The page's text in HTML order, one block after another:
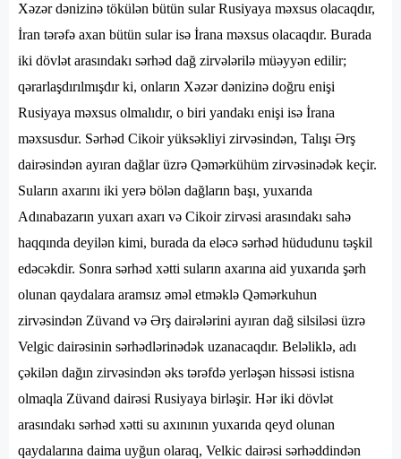
Xəzər dənizinə tökülən bütün sular Rusiyaya məxsus olacaqdır,
İran tərəfə axan bütün sular isə İrana məxsus olacaqdır. Burada
iki dövlət arasındakı sərhəd dağ zirvələrilə müəyyən edilir;
qərarlaşdırılmışdır ki, onların Xəzər dənizinə doğru enişi
Rusiyaya məxsus olmalıdır, o biri yandakı enişi isə İrana
məxsusdur. Sərhəd Cikoir yüksəkliyi zirvəsindən, Talışı Ərş
dairəsindən ayıran dağlar üzrə Qəmərkühüm zirvəsinədək keçir.
Suların axarını iki yerə bölən dağların başı, yuxarıda
Adınabazarın yuxarı axarı və Cikoir zirvəsi arasındakı sahə
haqqında deyilən kimi, burada da eləcə sərhəd hüdudunu təşkil
edəcəkdir. Sonra sərhəd xətti suların axarına aid yuxarıda şərh
olunan qaydalara aramsız əməl etməklə Qəmərkuhun
zirvəsindən Züvand və Ərş dairələrini ayıran dağ silsiləsi üzrə
Velgic dairəsinin sərhədlərinədək uzanacaqdır. Beləliklə, adı
çəkilən dağın zirvəsindən əks tərəfdə yerləşən hissəsi istisna
olmaqla Züvand dairəsi Rusiyaya birləşir. Hər iki dövlət
arasındakı sərhəd xətti su axınının yuxarıda qeyd olunan
qaydalarına daima uyğun olaraq, Velkic dairəsi sərhəddindən